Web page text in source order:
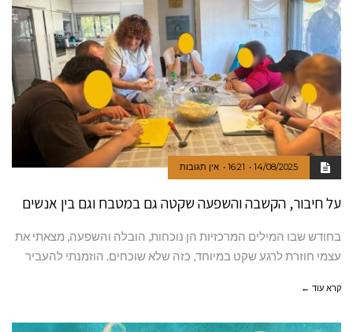
14/08/2025
16:21 אין תגובות
על חיבור, הקשבה והשפעה שקטה גם במטבח וגם בין אנשים
בחודש שבו המילים המרכזיות הן נוכחות, הובלה והשפעה, מצאתי את
עצמי חוזרת לרגע שקט במיוחד, כזה שלא שוכחים. הוזמנתי להעביר
קרא עוד ←